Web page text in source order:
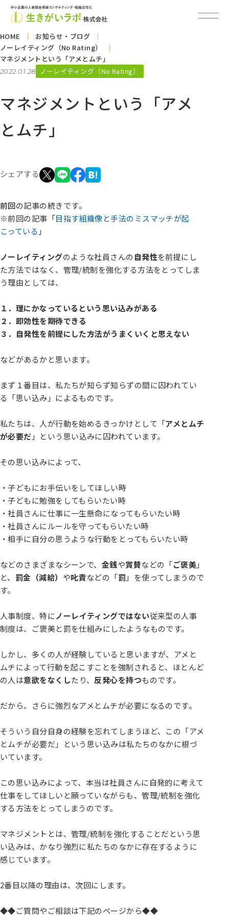
HOME
お知らせ・ブログ
ノーレイティング（No Rating）
マネジメントという「アメとムチ」
2022.01.28 ノーレイティング（No Rating）
マネジメントという「アメ
とムチ」
シェアする
前回の記事の続きです。
※前回の記事「目指す組織像と手法のミスマッチが起
こっている 」
ノーレイティングのような社員さんの自発性を前提にし
た方法ではなく、管理/統制を強化する方法をとってしま
う理由としては、
１．理にかなっているという思い込みがある
２．即効性を期待できる
３．自発性を前提にした方法がうまくいくと思えない
などがあるかと思います。
まず１番目は、私たちが知らず知らずの間に囚われてい
る「思い込み」によるものです。
私たちは、人が行動を始めるきっかけとして「アメとムチ
が必要だ 」という思い込みに囚われています。
その思い込みによって、
・子どもにお手伝いをしてほしい時
・子どもに勉強をしてもらいたい時
・社員さんに仕事に一生懸命になってもらいたい時
・社員さんにルールを守ってもらいたい時
・相手に自分の思うような行動をとってもらいたい時
などのさまざまなシーンで、 金銭や賞賛などの「ご褒美」
と、 罰金（減給） や叱責などの「罰 」を使ってしまうので
す。
人事制度、特にノーレイティングではない従来型の人事
制度は、ご褒美と罰を仕組みにしたようなものです。
しかし、多くの人が経験していると思いますが、アメと
ムチによって行動を起こすことを強制されると、ほとんど
の人は意欲をなくしたり、 反発心を持つものです。
だから、さらに強烈なアメとムチが必要になるのです。
そういう自分自身の経験を忘れてしまうほど、この「アメ
とムチが必要だ」という思い込みは私たちのなかに根づ
いています。
この思い込みによって、本当は社員さんに自発的に考えて
仕事をしてほしいと願っていながらも、管理/統制を強化
する方法をとってしまうのです。
マネジメントとは、管理/統制を強化することだという思
い込みは、かなり強烈に私たちのなかに存在するように
感じています。
2番目以降の理由は、次回にします。
◆◆ご質問やご相談は下記のページから◆◆